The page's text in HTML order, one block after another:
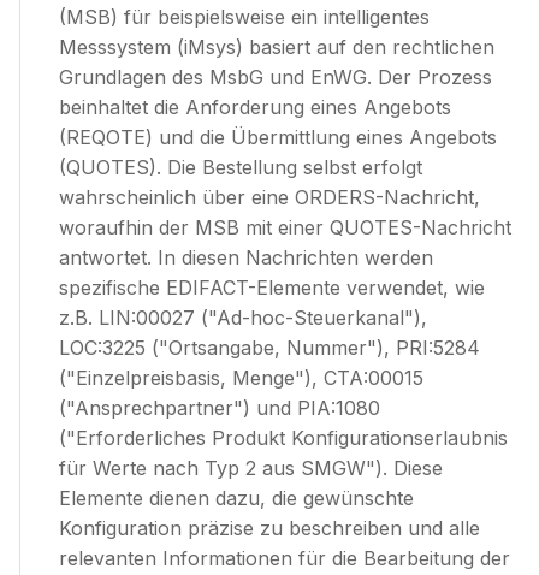
(MSB) für beispielsweise ein intelligentes
Messsystem (iMsys) basiert auf den rechtlichen
Grundlagen des MsbG und EnWG. Der Prozess
beinhaltet die Anforderung eines Angebots
(REQOTE) und die Übermittlung eines Angebots
(QUOTES). Die Bestellung selbst erfolgt
wahrscheinlich über eine ORDERS-Nachricht,
woraufhin der MSB mit einer QUOTES-Nachricht
antwortet. In diesen Nachrichten werden
spezifische EDIFACT-Elemente verwendet, wie
z.B. LIN:00027 ("Ad-hoc-Steuerkanal"),
LOC:3225 ("Ortsangabe, Nummer"), PRI:5284
("Einzelpreisbasis, Menge"), CTA:00015
("Ansprechpartner") und PIA:1080
("Erforderliches Produkt Konfigurationserlaubnis
für Werte nach Typ 2 aus SMGW"). Diese
Elemente dienen dazu, die gewünschte
Konfiguration präzise zu beschreiben und alle
relevanten Informationen für die Bearbeitung der